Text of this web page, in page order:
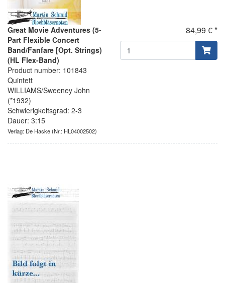
Great Movie Adventures (5-
Part Flexible Concert
Band/Fanfare [Opt. Strings)
(HL Flex-Band)
Product number: 101843
Quintett
WILLIAMS/Sweeney John
(*1932)
Schwierigkeitsgrad: 2-3
Dauer: 3:15
Verlag: De Haske(Nr.: HL04002502)
84,99 € *